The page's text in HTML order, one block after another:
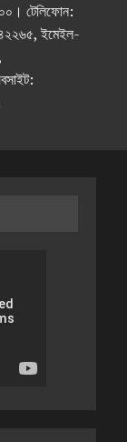
টেলিফোন:
ইমেইল-